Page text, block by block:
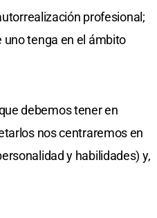
profesional;
uno tenga en el ámbito
debemos tener en
nos centraremos en
y habilidades) y,